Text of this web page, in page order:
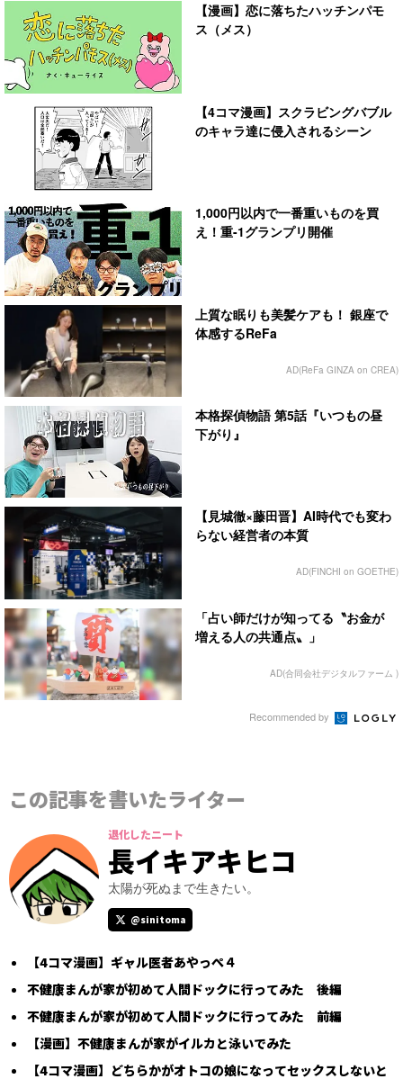
【漫画】恋に落ちたハッチンパモ
ス（メス）
【4コマ漫画】スクラビングバブル
のキャラ達に侵入されるシーン
1,000円以内で一番重いものを買
え！重-1グランプリ開催
上質な眠りも美髪ケアも！ 銀座で
体感するReFa
AD(ReFa GINZA on CREA)
本格探偵物語 第5話『いつもの昼
下がり』
【見城徹×藤田晋】AI時代でも変わ
らない経営者の本質
AD(FINCHI on GOETHE)
「占い師だけが知ってる〝お金が
増える人の共通点〟」
AD(合同会社デジタルファーム )
Recommended by
この記事を書いたライター
退化したニート
長イキアキヒコ
太陽が死ぬまで生きたい。
@sinitoma
【4コマ漫画】ギャル医者あやっぺ４
不健康まんが家が初めて人間ドックに行ってみた 後編
不健康まんが家が初めて人間ドックに行ってみた 前編
【漫画】不健康まんが家がイルカと泳いでみた
【4コマ漫画】どちらかがオトコの娘になってセックスしないと